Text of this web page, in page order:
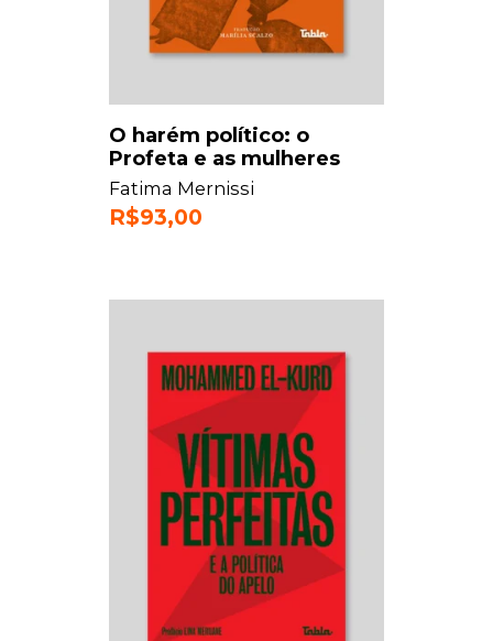
O harém político: o
Profeta e as mulheres
Fatima Mernissi
R$93,00